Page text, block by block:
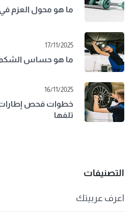
ما هو محول العزم في
17/11/2025
ما هو حساس
16/11/2025
خطوات فحص إطارات
تلفها
التصنيفات
اعرف عربيتك